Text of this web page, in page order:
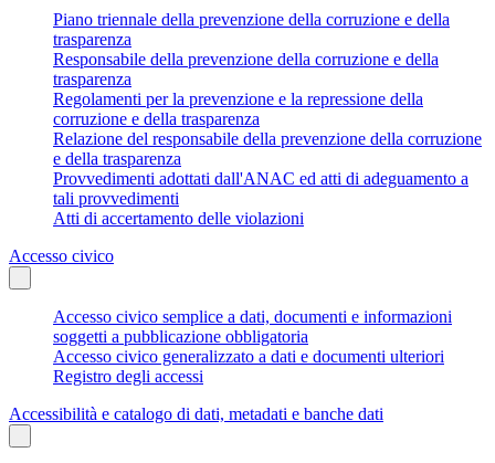
Piano triennale della prevenzione della corruzione e della
trasparenza
Responsabile della prevenzione della corruzione e della
trasparenza
Regolamenti per la prevenzione e la repressione della
corruzione e della trasparenza
Relazione del responsabile della prevenzione della corruzione
e della trasparenza
Provvedimenti adottati dall'ANAC ed atti di adeguamento a
tali provvedimenti
Atti di accertamento delle violazioni
Accesso civico
Accesso civico semplice a dati, documenti e informazioni
soggetti a pubblicazione obbligatoria
Accesso civico generalizzato a dati e documenti ulteriori
Registro degli accessi
Accessibilità e catalogo di dati, metadati e banche dati